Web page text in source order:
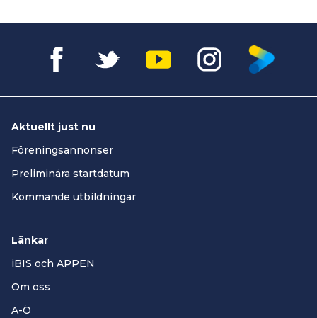
Aktuellt just nu
Föreningsannonser
Preliminära startdatum
Kommande utbildningar
Länkar
iBIS och APPEN
Om oss
A-Ö